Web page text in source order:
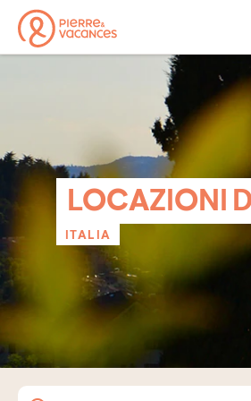
LOCAZIONI
ITALIA